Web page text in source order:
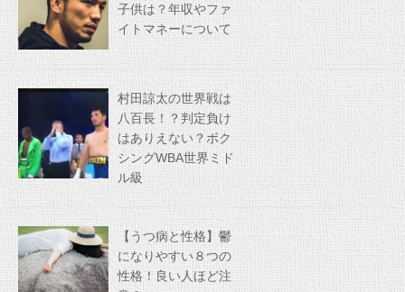
子供は？年収やファ
イトマネーについて
村田諒太の世界戦は
八百長！？判定負け
はありえない？ボク
シングWBA世界ミド
ル級
【うつ病と性格】鬱
になりやすい８つの
性格！良い人ほど注